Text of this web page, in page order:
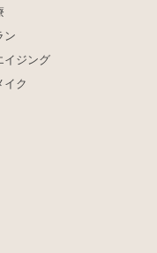
ン
イジング
イク